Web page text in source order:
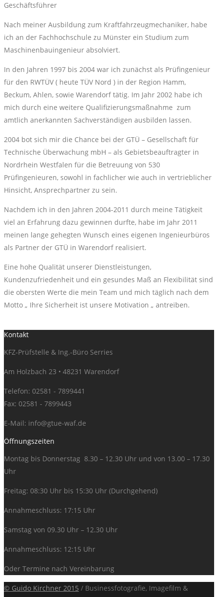
Geschäftsführer
Nach meiner Ausbildung zum Kraftfahrzeugmechaniker, habe
ich an der Fachhochschule zu Münster ein Studium zum
Maschinenbauingenieur absolviert.
In den Jahren 1997 bis 2004 war ich zunächst als Prüfingenieur
für den RWTÜV ( heute TÜV Nord ) in der Region Hamm,
Beckum, Ahlen, sowie Warendorf tätig. Im Jahr 2002 habe ich
mich durch eine weitere Qualifizierungsmaßnahme zum
amtlich anerkannten Sachverständigen ausbilden lassen.
2004 bot sich mir die Chance bei der GTÜ – Gesellschaft für
Technische Überwachung mbH – als Gebietsbeauftragter in
Nordrhein Westfalen für die Betreuung von 530
Prüfingenieuren, sowohl in fachlicher wie auch in vertrieblicher
Hinsicht, Ansprechpartner zu sein.
Nachdem ich in den Jahren 2004-2011 durch meine Tätigkeit
viel an Erfahrung dazu gewinnen durfte, habe im Jahr 2011
meinen lange gehegten Wunsch eines eigenen Ingenieurbüros
als Partner der GTÜ in Warendorf realisiert.
Eine hohe Qualität unserer Dienstleistungen,
Kundenzufriedenheit und ein gesundes Maß an Flexibilität sind
die obersten Werte die mein Team und mich täglich nach dem
Motto „ Ihre Sicherheit ist unsere Motivation „ antreiben.
Kontakt
KFZ-Prüfstelle & Ing.-Büro Serries
Am Holzbach 23 • 48231 Warendorf
Telefon: 02581 - 7899441
Fax: 02581 - 7899443
E-Mail: info@gtue-waf.de
Öffnungszeiten
Montag bis Donnerstag 8.30 – 12.30 Uhr und von 13.00 – 17.30
Uhr
Freitag: 08:30 Uhr bis 15:30 Uhr (Durchgehend)
Annahmeschluss: 17:15 Uhr
Samstag von 09.30 Uhr – 12.30 Uhr
Annahmeschluss: 12:15 Uhr
Oder Termine nach Vereinbarung
© Guido Kirchner 2015 / Businessfotografie, Imagefilm &